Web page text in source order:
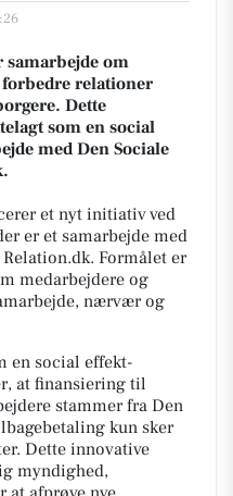
om
relationer
Dette
som en social
med Den Sociale
et nyt initiativ ved
er et samarbejde med
Formålet er
medarbejdere og
nærvær og
en social effekt-
at finansiering til
stammer fra Den
kun sker
Dette innovative
myndighed,